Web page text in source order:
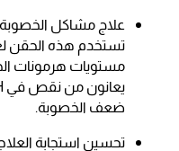
علاج مشاكل الخصوبة
تستخدم هذه الحقن
مستويات هرمونات
ضعف الخصوبة.
تحسين استجابة